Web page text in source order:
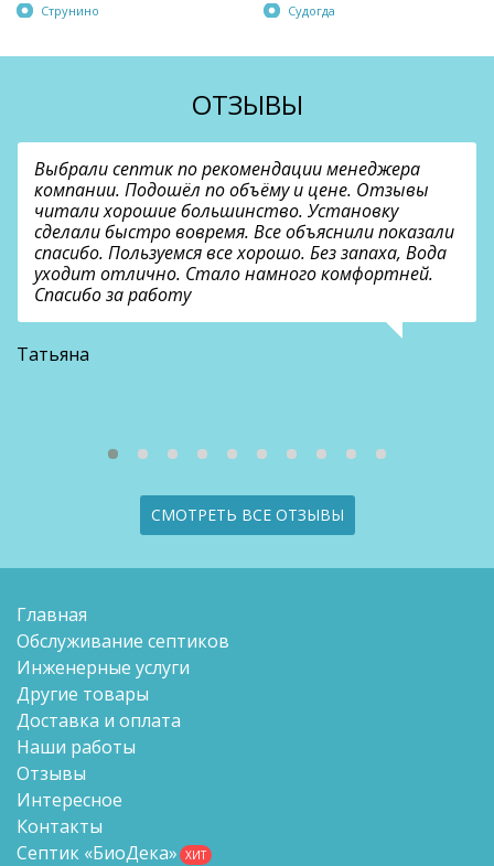
Струнино
Судогда
ОТЗЫВЫ
Выбрали септик по рекомендации менеджера
компании. Подошёл по объёму и цене. Отзывы
читали хорошие большинство. Установку
сделали быстро вовремя. Все объяснили показали
спасибо. Пользуемся все хорошо. Без запаха, Вода
уходит отлично. Стало намного комфортней.
Спасибо за работу
Татьяна
СМОТРЕТЬ ВСЕ ОТЗЫВЫ
Главная
Обслуживание септиков
Инженерные услуги
Другие товары
Доставка и оплата
Наши работы
Отзывы
Интересное
Контакты
Септик «БиоДека» ХИТ